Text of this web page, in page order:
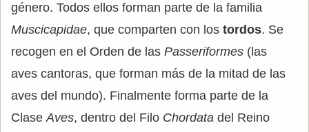
género. Todos ellos forman parte de la familia
Muscicapidae, que comparten con los tordos. Se
recogen en el Orden de las Passeriformes (las
aves cantoras, que forman más de la mitad de las
aves del mundo). Finalmente forma parte de la
ClaseAves, dentro del Filo Chordata del Reino